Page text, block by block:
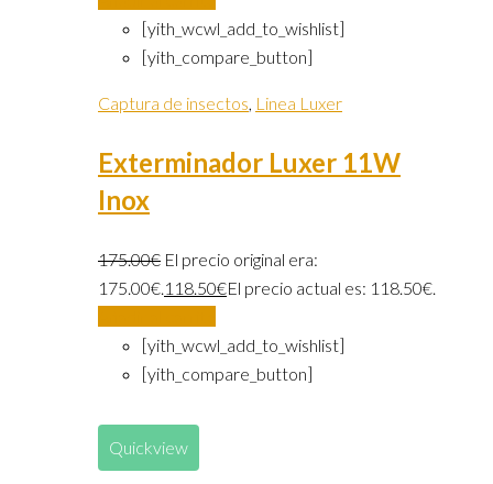
[yith_wcwl_add_to_wishlist]
[yith_compare_button]
Captura de insectos, Linea Luxer
Exterminador Luxer 11W
Inox
175.00€ El precio original era:
175.00€.118.50€El precio actual es: 118.50€.
[yith_wcwl_add_to_wishlist]
[yith_compare_button]
Quickview